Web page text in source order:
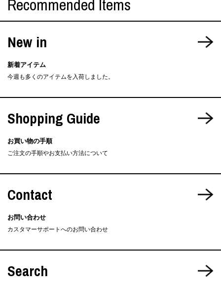
Recommended Items
New in
新着アイテム
今週も多くのアイテムを入荷しました。
Shopping Guide
お買い物の手順
ご注文の手順やお支払い方法について
Contact
お問い合わせ
カスタマーサポートへのお問い合わせ
Search